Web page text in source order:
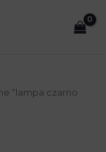
“lampa czarno